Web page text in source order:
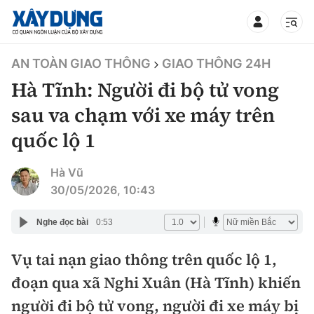
TIN BỘ XÂY DỰNG
CHUYÊN MỤC
Mới nhất
Thời sự
Chính trị
Xã hội
Xây dựng
Chỉ đạo điều hành
Giao thông
AN TOÀN GIAO THÔNG GIAO THÔNG 24H
Hà Tĩnh: Người đi bộ tử vong
sau va chạm với xe máy trên
quốc lộ 1
Hà Vũ
30/05/2026, 10:43
Nghe đọc bài 0:53
Vụ tai nạn giao thông trên quốc lộ 1,
đoạn qua xã Nghi Xuân (Hà Tĩnh) khiến
người đi bộ tử vong, người đi xe máy bị